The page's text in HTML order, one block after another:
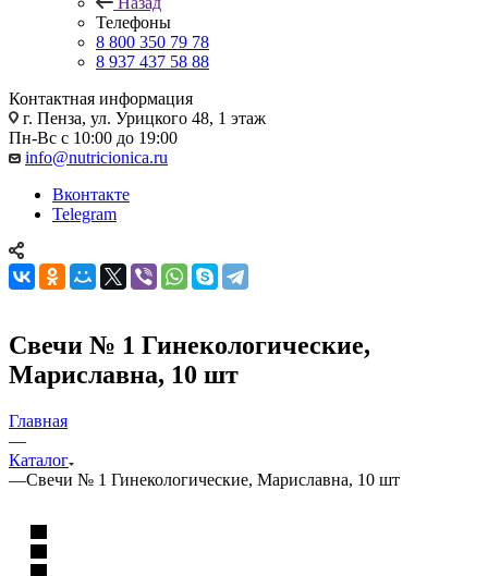
Телефоны
8 800 350 79 78
8 937 437 58 88
Контактная информация
г. Пенза, ул. Урицкого 48, 1 этаж
Пн-Вс с 10:00 до 19:00
info@nutricionica.ru
Вконтакте
Telegram
Свечи № 1 Гинекологические,
Мариславна, 10 шт
Главная
—
Каталог
—Свечи № 1 Гинекологические, Мариславна, 10 шт